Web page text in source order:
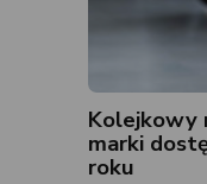
Kolejkowy
marki
roku